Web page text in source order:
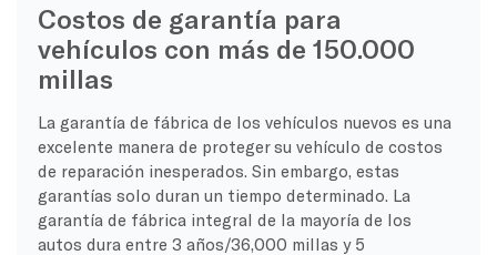
Costos de garantía para
vehículos con más de 150.000
millas
La garantía de fábrica de los vehículos nuevos es una
excelente manera de proteger su vehículo de costos
de reparación inesperados. Sin embargo, estas
garantías solo duran un tiempo determinado. La
garantía de fábrica integral de la mayoría de los
autos dura entre 3 años/36,000 millas y 5